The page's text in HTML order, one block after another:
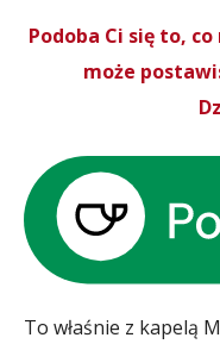
Podoba Ci się to,
może
To właśnie z kapelą